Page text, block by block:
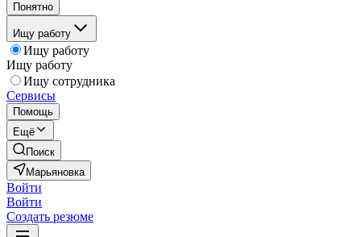
Понятно
Ищу работу
Ищу работу
Ищу работу
Ищу сотрудника
Сервисы
Помощь
Ещё
Поиск
Марьяновка
Войти
Войти
Создать резюме